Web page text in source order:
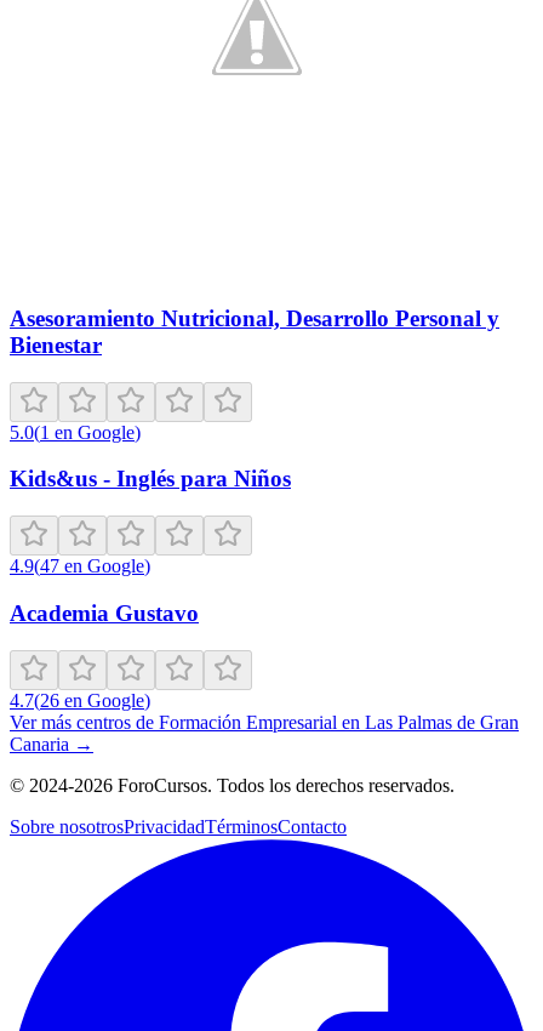
Asesoramiento Nutricional, Desarrollo Personal y
Bienestar
5.0(1 en Google)
Kids&us - Inglés para Niños
4.9(47 en Google)
Academia Gustavo
4.7(26 en Google)
Ver más centros de Formación Empresarial en Las Palmas de Gran
Canaria →
© 2024-2026 ForoCursos. Todos los derechos reservados.
Sobre nosotrosPrivacidadTérminosContacto